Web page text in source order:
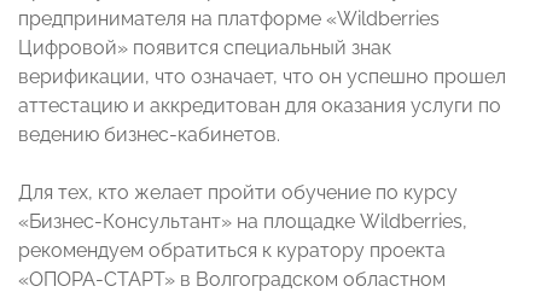
предпринимателя на платформе «Wildberries
Цифровой» появится специальный знак
верификации, что означает, что он успешно прошел
аттестацию и аккредитован для оказания услуги по
ведению бизнес-кабинетов.
Для тех, кто желает пройти обучение по курсу
«Бизнес-Консультант» на площадке Wildberries,
рекомендуем обратиться к куратору проекта
«ОПОРА-СТАРТ» в Волгоградском областном